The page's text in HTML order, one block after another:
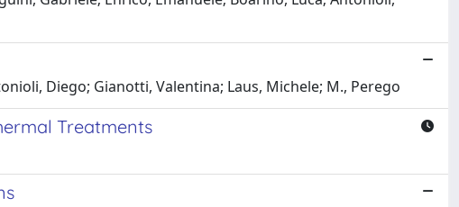
Diego; Gianotti, Valentina; Laus, Michele; M., Perego
Treatments